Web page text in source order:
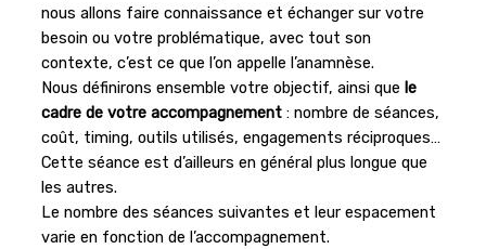
nous allons faire connaissance et échanger sur votre
besoin ou votre problématique, avec tout son
contexte, c’est ce que l’on appelle l’anamnèse.
Nous définirons ensemble votre objectif, ainsi que le
cadre de votre accompagnement : nombre de séances,
coût, timing, outils utilisés, engagements réciproques…
Cette séance est d’ailleurs en général plus longue que
les autres.
Le nombre des séances suivantes et leur espacement
varie en fonction de l’accompagnement.